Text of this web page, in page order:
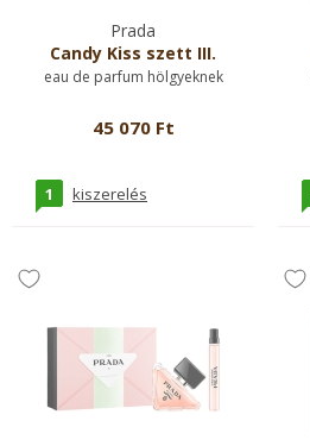
Prada
Candy Kiss szett III.
eau de parfum hölgyeknek
45 070 Ft
1 kiszerelés